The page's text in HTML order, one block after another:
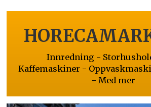
Innredning -
Kaffemaskiner -
- Med mer